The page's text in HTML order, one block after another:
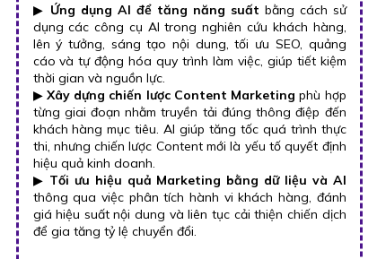
▶ Ứng dụng AI để tăng năng suất bằng cách sử
dụng các công cụ AI trong nghiên cứu khách hàng,
lên ý tưởng, sáng tạo nội dung, tối ưu SEO, quảng
cáo và tự động hóa quy trình làm việc, giúp tiết kiệm
thời gian và nguồn lực.
▶Xây dựng chiến lược Content Marketing phù hợp
từng giai đoạn nhằm truyền tải đúng thông điệp đến
khách hàng mục tiêu. AI giúp tăng tốc quá trình thực
thi, nhưng chiến lược Content mới là yếu tố quyết định
hiệu quả kinh doanh.
▶ Tối ưu hiệu quả Marketing bằng dữ liệu và AI
thông qua việc phân tích hành vi khách hàng, đánh
giá hiệu suất nội dung và liên tục cải thiện chiến dịch
để gia tăng tỷ lệ chuyển đổi.